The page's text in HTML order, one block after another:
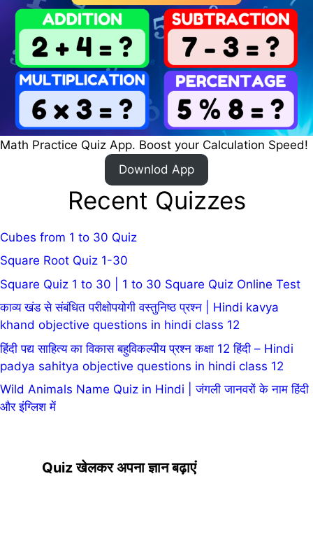
in
Hindi
and
English
[QUIZ]
|
100
जानवरों
के
नाम
हिंदी
और
में
Math Practice Quiz App. Boost your Calculation Speed!
Downlod App
Recent Quizzes
Cubes from 1 to 30 Quiz
Square Root Quiz 1-30
Square Quiz 1 to 30 | 1 to 30 Square Quiz Online Test
काव्य खंड से संबंधित परीक्षोपयोगी वस्तुनिष्ठ प्रश्न | Hindi kavya
khand objective questions in hindi class 12
हिंदी पद्य साहित्य का विकास बहुविकल्पीय प्रश्न कक्षा 12 हिंदी – Hindi
padya sahitya objective questions in hindi class 12
Wild Animals Name Quiz in Hindi | जंगली जानवरों के नाम हिंदी
और इंग्लिश में
Quiz खेलकर अपना ज्ञान बढ़ाएं